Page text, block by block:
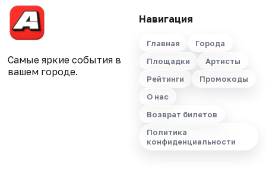
Самые яркие события в
вашем городе.
Навигация
Главная
Города
Площадки
Артисты
Рейтинги
Промокоды
О нас
Возврат билетов
Политика
конфиденциальности